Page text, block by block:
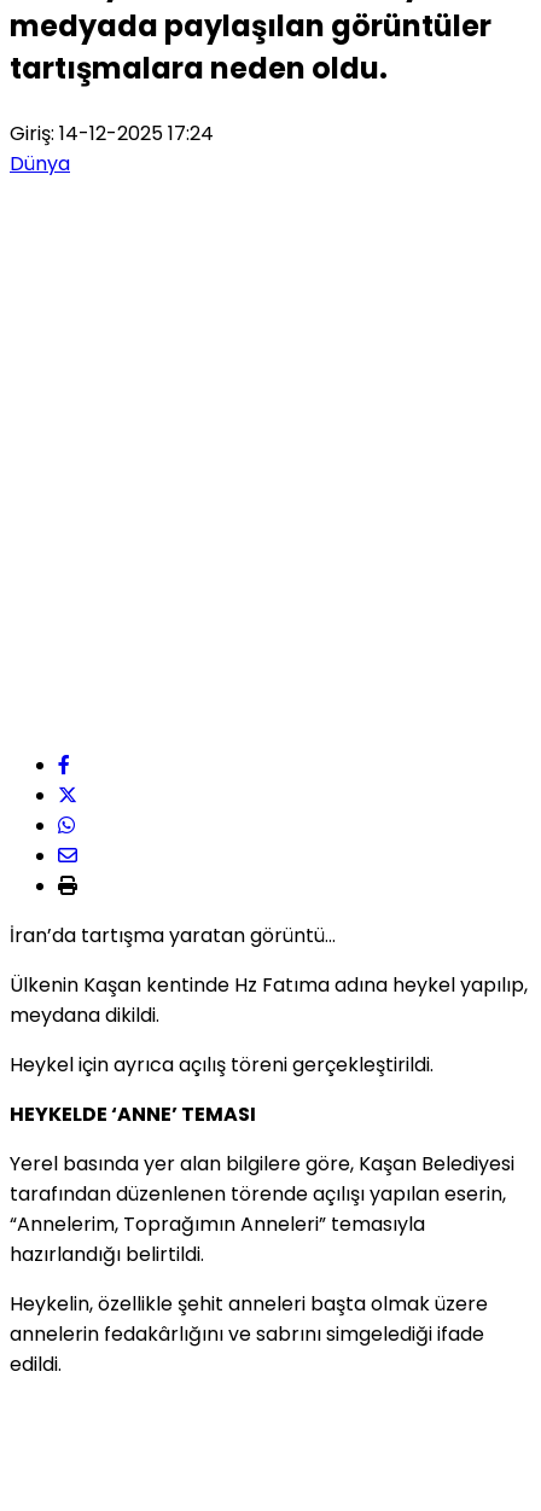
medyada paylaşılan görüntüler
tartışmalara neden oldu.
Giriş: 14-12-2025 17:24
Dünya
İran’da tartışma yaratan görüntü…
Ülkenin Kaşan kentinde Hz Fatıma adına heykel yapılıp,
meydana dikildi.
Heykel için ayrıca açılış töreni gerçekleştirildi.
HEYKELDE ‘ANNE’ TEMASI
Yerel basında yer alan bilgilere göre, Kaşan Belediyesi
tarafından düzenlenen törende açılışı yapılan eserin,
“Annelerim, Toprağımın Anneleri” temasıyla
hazırlandığı belirtildi.
Heykelin, özellikle şehit anneleri başta olmak üzere
annelerin fedakârlığını ve sabrını simgelediği ifade
edildi.